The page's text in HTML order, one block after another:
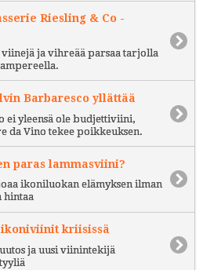
Riesling & Co -
viinejä ja vihreää parsaa tarjolla
Barbaresco yllättää
ei yleensä ole budjettiviini,
da Vino tekee poikkeuksen.
paras lammasviini?
ikoniluokan elämyksen ilman
kriisissä
ja uusi viinintekijä